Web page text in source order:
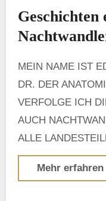
Geschichten
MEIN NAME IST EDGAR VAN DA RAISE, ICH BIN
DR. DER
VERFOLGE ICH
AUCH
ALLE
Mehr erfahren